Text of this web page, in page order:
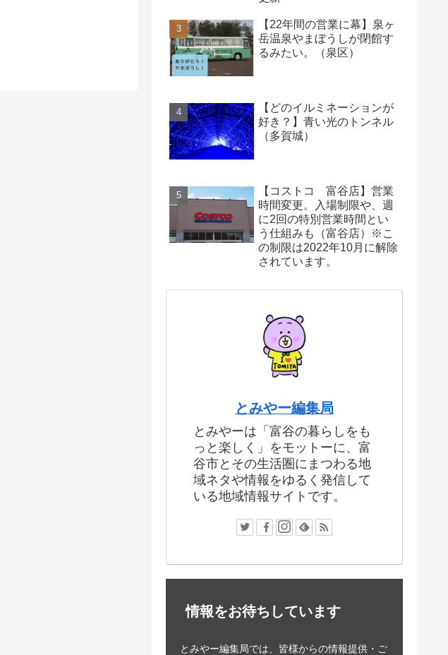
【22年間の営業に幕】泉ヶ
岳温泉やまぼうしが閉館す
るみたい。（泉区）
【どのイルミネーションが
好き？】青い光のトンネル
（多賀城）
【コストコ 富谷店】営業
時間変更。入場制限や、週
に2回の特別営業時間とい
う仕組みも（富谷店）※こ
の制限は2022年10月に解除
されています。
とみやー編集局
とみやーは「富谷の暮らしをも
っと楽しく」をモットーに、富
谷市とその生活圏にまつわる地
域ネタや情報をゆるく発信して
いる地域情報サイトです。
情報をお待ちしています
とみやー編集局では、皆様からの情報提供・ご